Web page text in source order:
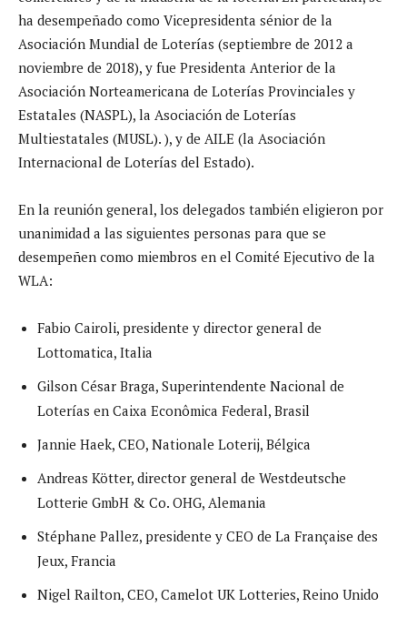
ha desempeñado como Vicepresidenta sénior de la
Asociación Mundial de Loterías (septiembre de 2012 a
noviembre de 2018), y fue Presidenta Anterior de la
Asociación Norteamericana de Loterías Provinciales y
Estatales (NASPL), la Asociación de Loterías
Multiestatales (MUSL). ), y de AILE (la Asociación
Internacional de Loterías del Estado).
En la reunión general, los delegados también eligieron por
unanimidad a las siguientes personas para que se
desempeñen como miembros en el Comité Ejecutivo de la
WLA:
Fabio Cairoli, presidente y director general de
Lottomatica, Italia
Gilson César Braga, Superintendente Nacional de
Loterías en Caixa Econômica Federal, Brasil
Jannie Haek, CEO, Nationale Loterij, Bélgica
Andreas Kötter, director general de Westdeutsche
Lotterie GmbH & Co. OHG, Alemania
Stéphane Pallez, presidente y CEO de La Française des
Jeux, Francia
Nigel Railton, CEO, Camelot UK Lotteries, Reino Unido